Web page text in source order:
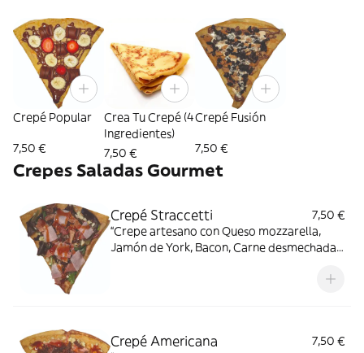
Crepé Popular
7,50 €
Crea Tu Crepé (4
Ingredientes)
7,50 €
Crepé Fusión
7,50 €
Crepes Saladas Gourmet
Crepé Straccetti
7,50 €
“Crepe artesano con Queso mozzarella,
Jamón de York, Bacon, Carne desmechada,
Crepé Americana
7,50 €